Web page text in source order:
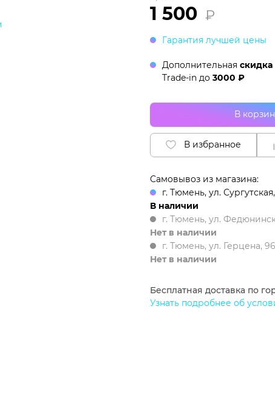
1 500 ₽
Гарантия лучшей цены
Дополнительная скидка
Trade-inдо 3000 ₽
В
В избранное
Самовывоз из магазина:
г. Тюмень, ул. Сургутская,
В наличии
г. Тюмень, ул.
Нет в наличии
г. Тюмень, ул. Герцена, 96
Нет в наличии
Бесплатная доставка по
Узнать подробнее об